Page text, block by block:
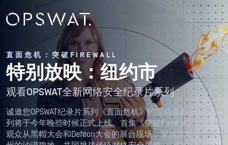
直面危机：突破FIREWALL
特别放映：纽约市
观看OPSWAT全新网络安全纪录片系列
诚邀您OPSWAT纪录片系列《直面危机》的提前观影会，该系
列将于今年晚些时候正式上线。首集《突破Firewall》将带领
观众从黑帽大会和Defcon大会的展台现场，穿越至新墨西哥